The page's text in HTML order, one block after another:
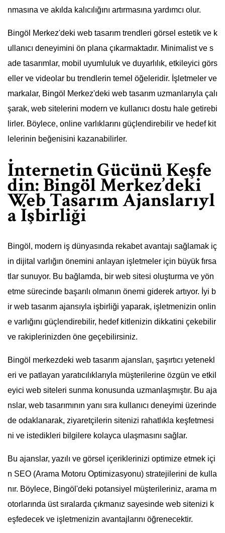
nmasına ve akılda kalıcılığını artırmasına yardımcı olur.
Bingöl Merkez'deki web tasarım trendleri görsel estetik ve k
ullanıcı deneyimini ön plana çıkarmaktadır. Minimalist ve s
ade tasarımlar, mobil uyumluluk ve duyarlılık, etkileyici görs
eller ve videolar bu trendlerin temel öğeleridir. İşletmeler ve
markalar, Bingöl Merkez'deki web tasarım uzmanlarıyla çalı
şarak, web sitelerini modern ve kullanıcı dostu hale getirebi
lirler. Böylece, online varlıklarını güçlendirebilir ve hedef kit
lelerinin beğenisini kazanabilirler.
İnternetin Gücünü Keşfe
din: Bingöl Merkez’deki
Web Tasarım Ajanslarıyl
a İşbirliği
Bingöl, modern iş dünyasında rekabet avantajı sağlamak iç
in dijital varlığın önemini anlayan işletmeler için büyük fırsa
tlar sunuyor. Bu bağlamda, bir web sitesi oluşturma ve yön
etme sürecinde başarılı olmanın önemi giderek artıyor. İyi b
ir web tasarım ajansıyla işbirliği yaparak, işletmenizin onlin
e varlığını güçlendirebilir, hedef kitlenizin dikkatini çekebilir
ve rakiplerinizden öne geçebilirsiniz.
Bingöl merkezdeki web tasarım ajansları, şaşırtıcı yetenekl
eri ve patlayan yaratıcılıklarıyla müşterilerine özgün ve etkil
eyici web siteleri sunma konusunda uzmanlaşmıştır. Bu aja
nslar, web tasarımının yanı sıra kullanıcı deneyimi üzerinde
de odaklanarak, ziyaretçilerin sitenizi rahatlıkla keşfetmesi
ni ve istedikleri bilgilere kolayca ulaşmasını sağlar.
Bu ajanslar, yazılı ve görsel içeriklerinizi optimize etmek içi
n SEO (Arama Motoru Optimizasyonu) stratejilerini de kulla
nır. Böylece, Bingöl'deki potansiyel müşterileriniz, arama m
otorlarında üst sıralarda çıkmanız sayesinde web sitenizi k
eşfedecek ve işletmenizin avantajlarını öğrenecektir.